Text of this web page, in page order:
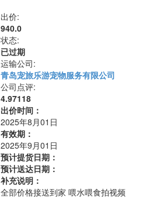
出价:
940.0
状态:
已过期
运输公司:
青岛宠旅乐游宠物服务有限公司
公司点评:
4.97118
出价时间：
2025年8月01日
有效期：
2025年9月01日
预计提货日期：
预计送达日期：
补充说明：
全部价格接送到家 喂水喂食拍视频